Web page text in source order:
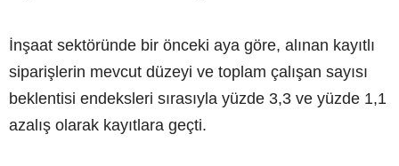
İnşaat sektöründe bir önceki aya göre, alınan kayıtlı
siparişlerin mevcut düzeyi ve toplam çalışan sayısı
beklentisi endeksleri sırasıyla yüzde 3,3 ve yüzde 1,1
azalış olarak kayıtlara geçti.